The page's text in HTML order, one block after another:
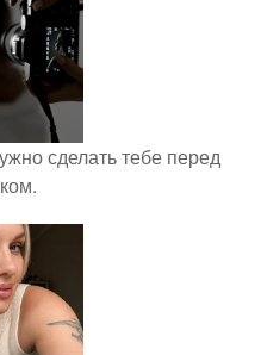
сделать тебе перед